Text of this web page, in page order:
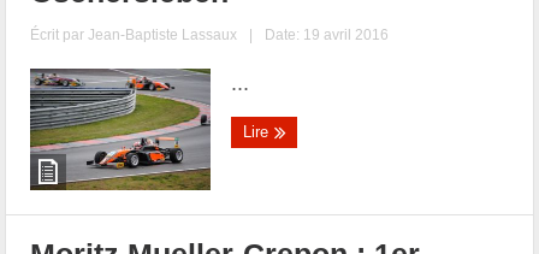
Écrit parJean-Baptiste Lassaux | Date: 19 avril 2016
...
Lire